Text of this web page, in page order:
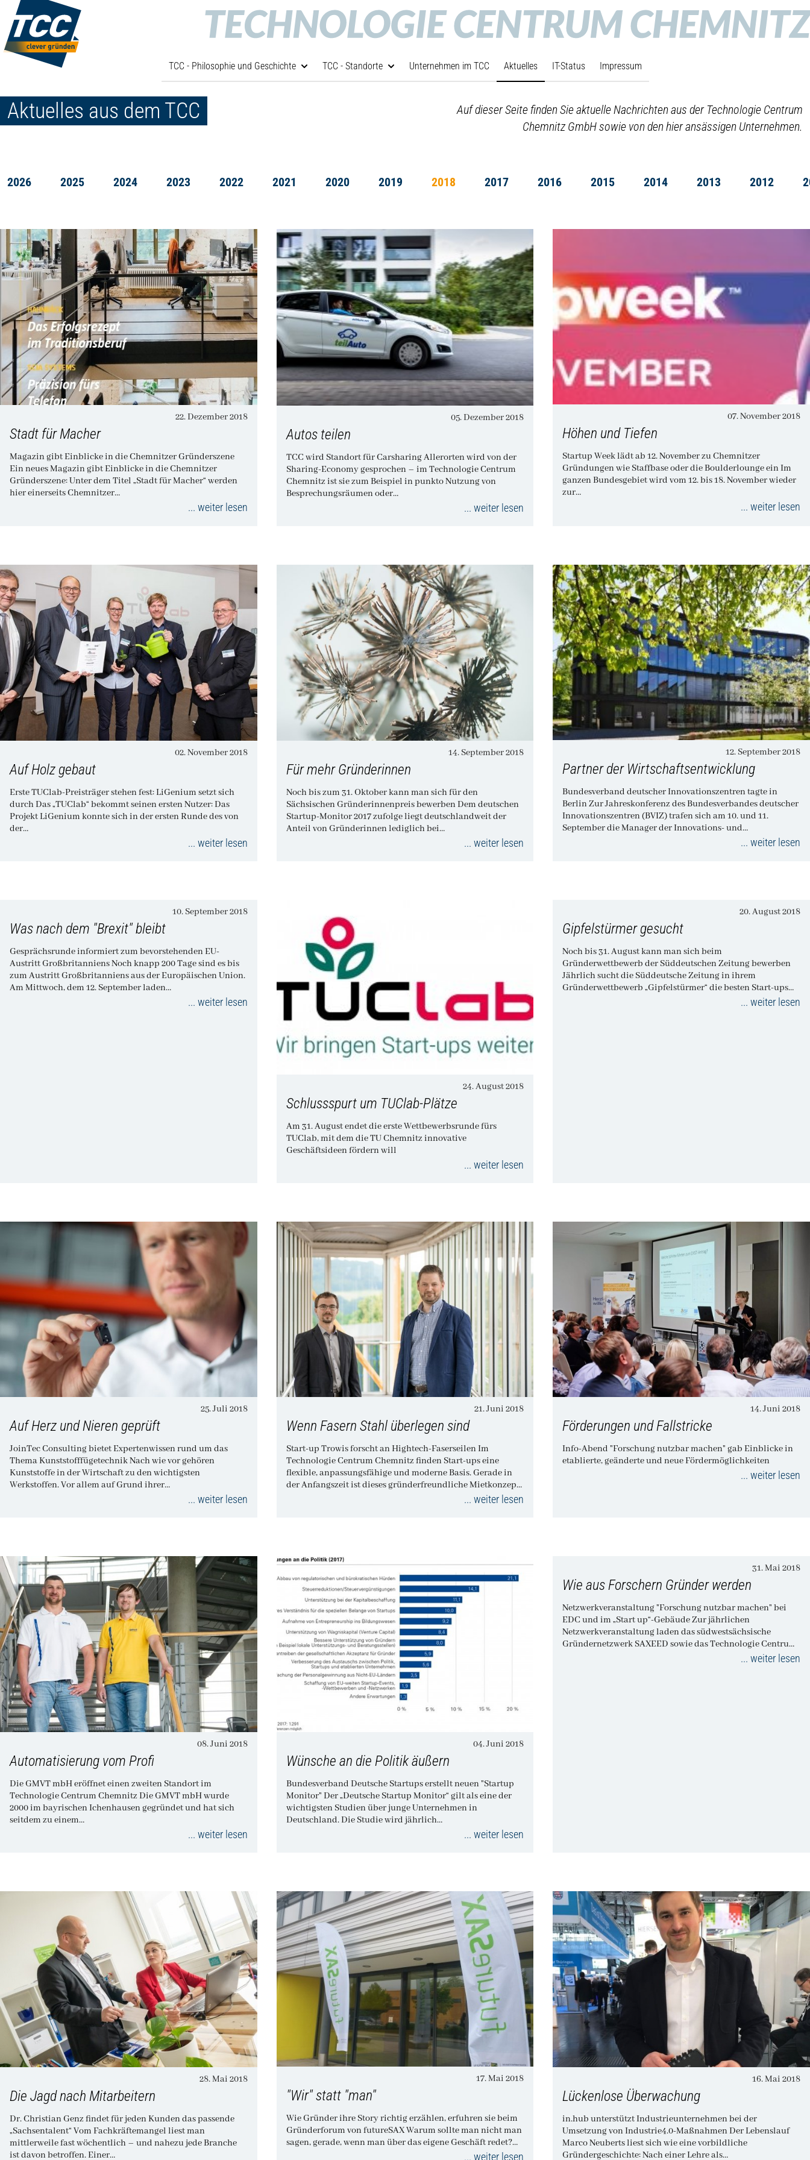
TCC - Philosophie und Geschichte TCC - Standorte Unternehmen im TCC Aktuelles IT-Status Impressum
Aktuelles aus dem TCC
Auf dieser Seite finden Sie aktuelle Nachrichten aus der Technologie Centrum
Chemnitz GmbH sowie von den hier ansässigen Unternehmen.
2026 2025 2024 2023 2022 2021 2020 2019 2018 2017 2016 2015 2014 2013 2012
22. Dezember 2018
Stadt für Macher
Magazin gibt Einblicke in die Chemnitzer Gründerszene
Ein neues Magazin gibt Einblicke in die Chemnitzer
Gründerszene: Unter dem Titel „Stadt für Macher“ werden
hier einerseits Chemnitzer…
... weiter lesen
05. Dezember 2018
Autos teilen
TCC wird Standort für Carsharing Allerorten wird von der
Sharing-Economy gesprochen – im Technologie Centrum
Chemnitz ist sie zum Beispiel in punkto Nutzung von
Besprechungsräumen oder…
... weiter lesen
07. November 2018
Höhen und Tiefen
Startup Week lädt ab 12. November zu Chemnitzer
Gründungen wie Staffbase oder die Boulderlounge ein Im
ganzen Bundesgebiet wird vom 12. bis 18. November wieder
zur…
... weiter lesen
02. November 2018
Auf Holz gebaut
Erste TUClab-Preisträger stehen fest: LiGenium setzt sich
durch Das „TUClab“ bekommt seinen ersten Nutzer: Das
Projekt LiGenium konnte sich in der ersten Runde des von
der…
... weiter lesen
14. September 2018
Für mehr Gründerinnen
Noch bis zum 31. Oktober kann man sich für den
Sächsischen Gründerinnenpreis bewerben Dem deutschen
Startup-Monitor 2017 zufolge liegt deutschlandweit der
Anteil von Gründerinnen lediglich bei…
... weiter lesen
12. September 2018
Partner der Wirtschaftsentwicklung
Bundesverband deutscher Innovationszentren tagte in
Berlin Zur Jahreskonferenz des Bundesverbandes deutscher
Innovationszentren (BVIZ) trafen sich am 10. und 11.
September die Manager der Innovations- und
... weiter lesen
10. September 2018
Was nach dem "Brexit" bleibt
Gesprächsrunde informiert zum bevorstehenden EU-
Austritt Großbritanniens Noch knapp 200 Tage sind es bis
zum Austritt Großbritanniens aus der Europäischen Union.
Am Mittwoch, dem 12. September laden…
... weiter lesen
24. August 2018
Schlussspurt um TUClab-Plätze
Am 31. August endet die erste Wettbewerbsrunde fürs
TUClab, mit dem die TU Chemnitz innovative
Geschäftsideen fördern will
... weiter lesen
20. August 2018
Gipfelstürmer gesucht
Noch bis 31. August kann man sich beim
Gründerwettbewerb der Süddeutschen Zeitung bewerben
Jährlich sucht die Süddeutsche Zeitung in ihrem
Gründerwettbewerb „Gipfelstürmer“ die besten Start-ups
... weiter lesen
25. Juli 2018
Auf Herz und Nieren geprüft
JoinTec Consulting bietet Expertenwissen rund um das
Thema Kunststofffügetechnik Nach wie vor gehören
Kunststoffe in der Wirtschaft zu den wichtigsten
Werkstoffen. Vor allem auf Grund ihrer…
... weiter lesen
21. Juni 2018
Wenn Fasern Stahl überlegen sind
Start-up Trowis forscht an Hightech-Faserseilen Im
Technologie Centrum Chemnitz finden Start-ups eine
flexible, anpassungsfähige und moderne Basis. Gerade in
der Anfangszeit ist dieses gründerfreundliche Mietkonzept
... weiter lesen
14. Juni 2018
Förderungen und Fallstricke
Info-Abend "Forschung nutzbar machen" gab Einblicke in
etablierte, geänderte und neue Fördermöglichkeiten
... weiter lesen
08. Juni 2018
Automatisierung vom Profi
Die GMVT mbH eröffnet einen zweiten Standort im
Technologie Centrum Chemnitz Die GMVT mbH wurde
2000 im bayrischen Ichenhausen gegründet und hat sich
seitdem zu einem…
... weiter lesen
04. Juni 2018
Wünsche an die Politik äußern
Bundesverband Deutsche Startups erstellt neuen "Startup
Monitor" Der „Deutsche Startup Monitor“ gilt als eine der
wichtigsten Studien über junge Unternehmen in
Deutschland. Die Studie wird jährlich…
... weiter lesen
31. Mai 2018
Wie aus Forschern Gründer werden
Netzwerkveranstaltung "Forschung nutzbar machen" bei
EDC und im „Start up“-Gebäude Zur jährlichen
Netzwerkveranstaltung laden das südwestsächsische
Gründernetzwerk SAXEED sowie das Technologie Centrum
... weiter lesen
28. Mai 2018
Die Jagd nach Mitarbeitern
Dr. Christian Genz findet für jeden Kunden das passende
„Sachsentalent“ Vom Fachkräftemangel liest man
mittlerweile fast wöchentlich – und nahezu jede Branche
ist davon betroffen. Einer…
17. Mai 2018
"Wir" statt "man"
Wie Gründer ihre Story richtig erzählen, erfuhren sie beim
Gründerforum von futureSAX Warum sollte man nicht man
sagen, gerade, wenn man über das eigene Geschäft redet?…
... weiter lesen
16. Mai 2018
Lückenlose Überwachung
in.hub unterstützt Industrieunternehmen bei der
Umsetzung von Industrie4.0-Maßnahmen Der Lebenslauf
Marco Neuberts liest sich wie eine vorbildliche
Gründergeschichte: Nach einer Lehre als